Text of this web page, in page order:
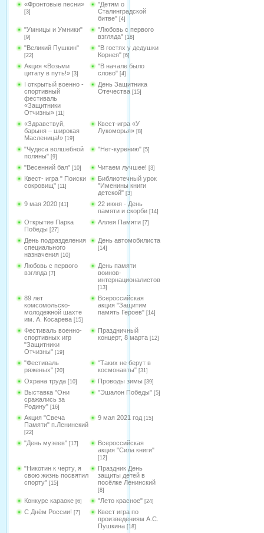
«Фронтовые песни»
[3]
"Детям о
Сталинградской
битве" [4]
"Умницы и Умники"
[9]
"Любовь с первого
взгляда" [18]
"Великий Пушкин"
[22]
"В гостях у дедушки
Корнея" [6]
Акция «Возьми
цитату в путь!» [3]
"В начале было
слово" [4]
I открытый военно -
спортивный
фестиваль
«Защитники
Отчизны» [11]
День Защитника
Отечества [15]
«Здравствуй,
барыня – широкая
Масленица!» [19]
Квест-игра «У
Лукоморья» [8]
"Чудеса волшебной
поляны" [9]
"Нет-курению" [5]
"Весенний бал" [10] Читаем лучшее! [3]
Квест- игра " Поиски
сокровищ" [11]
Библиотечный урок
"Именины книги
детской" [3]
9 мая 2020 [41]
22 июня - День
памяти и скорби [14]
Открытие Парка
Победы [27]
Аллея Памяти [7]
День подразделения
специального
назначения [10]
День автомобилиста
[14]
Любовь с первого
взгляда [7]
День памяти
воинов-
интернационалистов
[13]
89 лет
комсомольско-
молодежной шахте
им. А. Косарева [15]
Всероссийская
акция "Защитим
память Героев" [14]
Фестиваль военно-
спортивных игр
"Защитники
Отчизны" [19]
Праздничный
концерт, 8 марта [12]
"Фестиваль
ряженых" [20]
"Таких не берут в
космонавты" [31]
Охрана труда [10] Проводы зимы [39]
Выставка "Они
сражались за
Родину" [16]
"Эшалон Победы" [5]
Акция "Свеча
Памяти" п.Ленинский
[22]
9 мая 2021 год [15]
"День музеев" [17]
Всероссийская
акция "Сила книги"
[12]
"Никотин к черту, я
свою жизнь посвятил
спорту" [15]
Праздник День
защиты детей в
посёлке Ленинский
[8]
Конкурс караоке [6] "Лето красное" [24]
С Днём России! [7]
Квест игра по
произведениям А.С.
Пушкина [18]